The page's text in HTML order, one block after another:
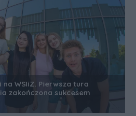
WSIiZ. Pierwsza tura
zakończona sukcesem